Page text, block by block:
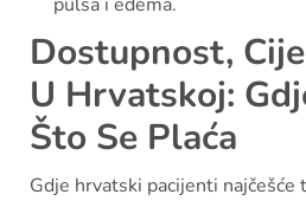
Dostupnost,
U Hrvatskoj:
Što Se Plaća
Gdje hrvatski pacijenti najčešće